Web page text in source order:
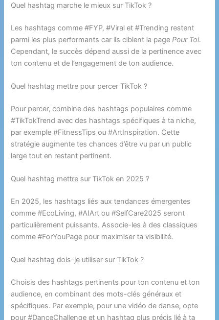
Quel hashtag marche le mieux sur TikTok ?
Les hashtags comme #FYP, #Viral et #Trending restent
parmi les plus performants car ils ciblent la page Pour Toi.
Cependant, le succès dépend aussi de la pertinence avec
ton contenu et de l’engagement de ton audience.
Quel hashtag mettre pour percer TikTok ?
Pour percer, combine des hashtags populaires comme
#TikTokTrend avec des hashtags spécifiques à ta niche,
par exemple #FitnessTips ou #ArtInspiration. Cette
stratégie augmente tes chances d’être vu par un public
large tout en restant pertinent.
Quel hashtag mettre sur TikTok en 2025 ?
En 2025, les hashtags liés aux tendances émergentes
comme #EcoLiving, #AIArt ou #SelfCare2025 seront
particulièrement puissants. Associe-les à des classiques
comme #ForYouPage pour maximiser ta visibilité.
Quel hashtag dois-je utiliser sur TikTok ?
Choisis des hashtags pertinents pour ton contenu et ton
audience, en combinant des mots-clés généraux et
spécifiques. Par exemple, pour une vidéo de danse, opte
pour #DanceChallenge et un hashtag plus précis lié à ta